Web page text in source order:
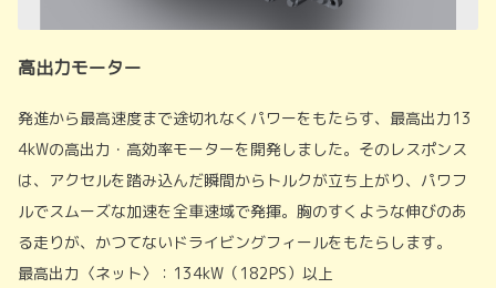
高出力モーター
発進から最高速度まで途切れなくパワーをもたらす、最高出力13
4kWの高出力・高効率モーターを開発しました。そのレスポンス
は、アクセルを踏み込んだ瞬間からトルクが立ち上がり、パワフ
ルでスムーズな加速を全車速域で発揮。胸のすくような伸びのあ
る走りが、かつてないドライビングフィールをもたらします。
最高出力〈ネット〉：134kW（182PS）以上